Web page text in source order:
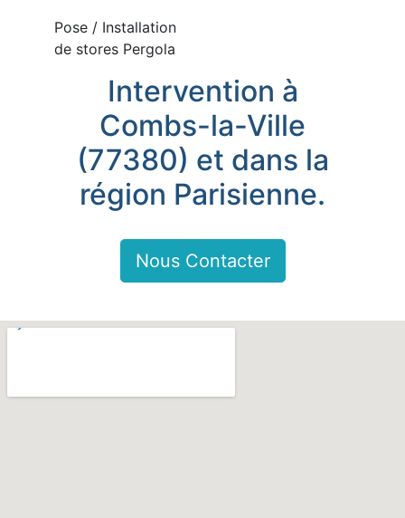
Pose / Installation
de stores Pergola
Intervention à
Combs-la-Ville
(77380) et dans la
région Parisienne.
Nous Contacter